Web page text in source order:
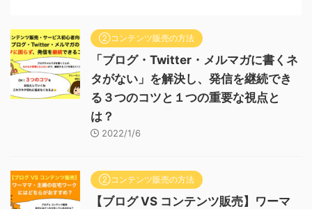
②コンテンツ販売の方法
「ブログ・Twitter・メルマガに書くネ
タがない」を解決し、発信を継続でき
る３つのコツと１つの重要な視点と
は？
2022/1/6
②コンテンツ販売の方法
【ブログ VS コンテンツ販売】ワーマ